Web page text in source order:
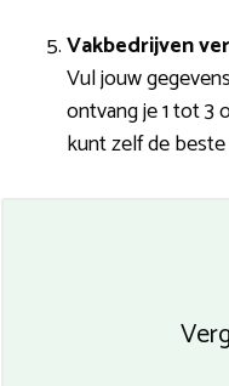
Vakbedrijven
Vul jouw
ontvang je 1 tot 3
kunt zelf de